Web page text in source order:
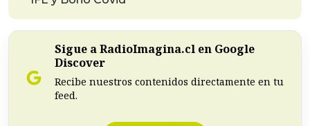
Sigue a RadioImagina.cl en Google
Discover
Recibe nuestros contenidos directamente en tu
feed.